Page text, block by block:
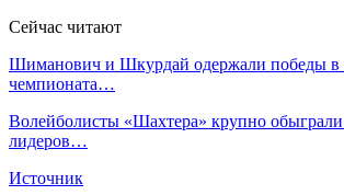
Сейчас читают
Шиманович и Шкурдай одержали победы в
чемпионата…
Волейболисты «Шахтера» крупно обыграли
лидеров…
Источник